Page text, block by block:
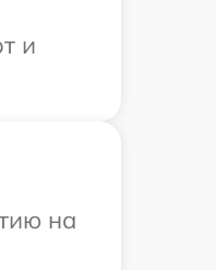
и
на